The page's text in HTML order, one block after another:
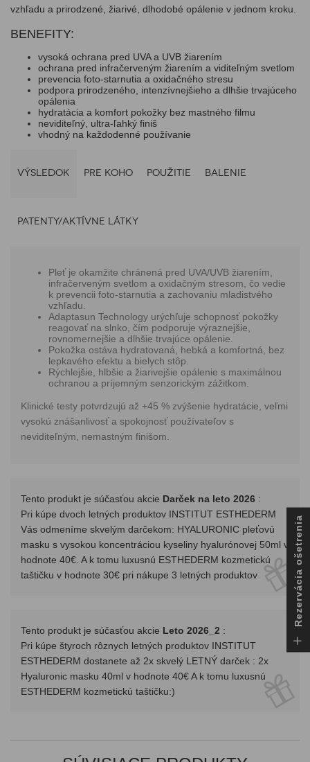
vzhľadu a prirodzené, žiarivé, dlhodobé opálenie v jednom kroku.
BENEFITY:
vysoká ochrana pred UVA a UVB žiarením
ochrana pred infračerveným žiarením a viditeľným svetlom
prevencia foto-starnutia a oxidačného stresu
podpora prirodzeného, intenzívnejšieho a dlhšie trvajúceho
opálenia
hydratácia a komfort pokožky bez mastného filmu
neviditeľný, ultra-ľahký finiš
vhodný na každodenné používanie
VÝSLEDOK PRE KOHO POUŽITIE BALENIE
PATENTY/AKTÍVNE LÁTKY
Pleť je okamžite chránená pred UVA/UVB žiarením,
infračerveným svetlom a oxidačným stresom, čo vedie
k prevencii foto-starnutia a zachovaniu mladistvého
vzhľadu.
Adaptasun Technology urýchľuje schopnosť pokožky
reagovať na slnko, čím podporuje výraznejšie,
rovnomernejšie a dlhšie trvajúce opálenie.
Pokožka ostáva hydratovaná, hebká a komfortná, bez
lepkavého efektu a bielych stôp.
Rýchlejšie, hlbšie a žiarivejšie opálenie s maximálnou
ochranou a príjemným senzorickým zážitkom.
Klinické testy potvrdzujú až +45 % zvýšenie hydratácie, veľmi
vysokú znášanlivosť a spokojnosť používateľov s
neviditeľným, nemastným finišom.
Tento produkt je súčasťou akcie Darček na leto 2026 :
Pri kúpe dvoch letných produktov INSTITUT ESTHEDERM
Vás odmeníme skvelým darčekom: HYALURONIC pleťovú
masku s vysokou koncentráciou kyseliny hyalurónovej 50ml v
hodnote 40€. A k tomu luxusnú ESTHEDERM kozmetickú
taštičku v hodnote 30€ pri nákupe 3 letných produktov
Tento produkt je súčasťou akcie Leto 2026_2 :
Pri kúpe štyroch rôznych letných produktov INSTITUT
ESTHEDERM dostanete až 2x skvelý LETNÝ darček : 2x
Hyaluronic masku 40ml v hodnote 40€ A k tomu luxusnú
ESTHEDERM kozmetickú taštičku:)
Rezervácia ošetrenia